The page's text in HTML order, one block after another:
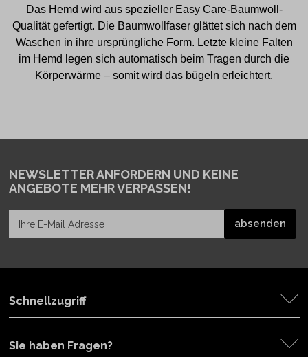
Das Hemd wird aus spezieller Easy Care-Baumwoll-
Qualität gefertigt. Die Baumwollfaser glättet sich nach dem
Waschen in ihre ursprüngliche Form. Letzte kleine Falten
im Hemd legen sich automatisch beim Tragen durch die
Körperwärme – somit wird das bügeln erleichtert.
NEWSLETTER ANFORDERN UND KEINE
ANGEBOTE MEHR VERPASSEN!
Schnellzugriff
Sie haben Fragen?